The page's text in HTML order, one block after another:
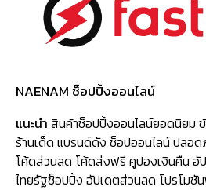
NAENAM ช็อปปิ้งออนไลน์
แนะนำ สินค้าช็อปปิ้งออนไลน์ยอดนิยม
ร้านเด็ด แบรนด์ดัง ช็อปออนไลน์ ปลอ
โค้ดส่วนลด โค้ดส่งฟรี คูปองเงินคืน อั
ไทยรัฐช็อปปิ้ง อัปเดตส่วนลด โปรโมชั